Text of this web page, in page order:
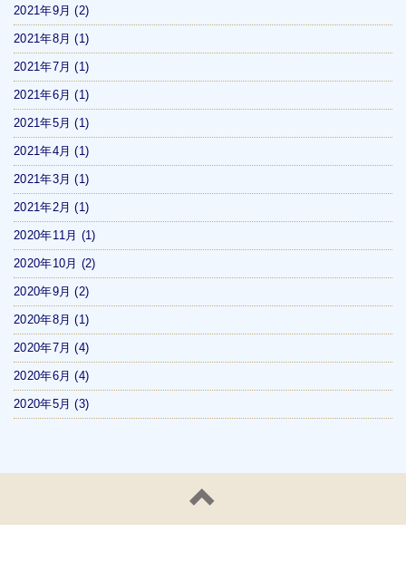
2021年9月(2)
2021年8月(1)
2021年7月(1)
2021年6月(1)
2021年5月(1)
2021年4月(1)
2021年3月(1)
2021年2月(1)
2020年11月 (1)
2020年10月 (2)
2020年9月(2)
2020年8月(1)
2020年7月(4)
2020年6月(4)
2020年5月(3)